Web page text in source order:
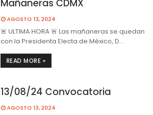
Mañaneras CDMX
AGOSTO 13, 2024
🚨 ULTIMA HORA 🚨 Las mañaneras se quedan
con la Presidenta Electa de México, D…
READ MORE »
13/08/24 Convocatoria
AGOSTO 13, 2024